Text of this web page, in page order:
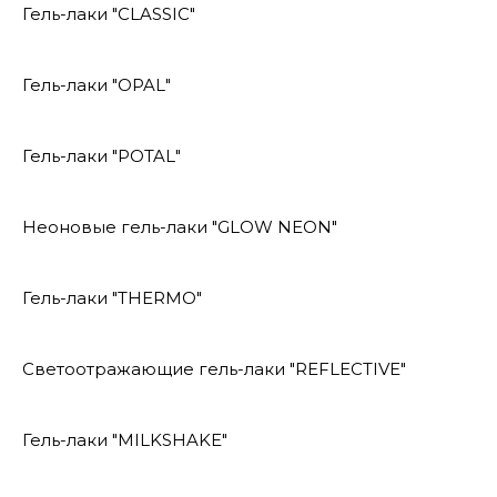
Гель-лаки "CLASSIC"
Гель-лаки "OPAL"
Гель-лаки "POTAL"
Неоновые гель-лаки "GLOW NEON"
Гель-лаки "THERMO"
Светоотражающие гель-лаки "REFLECTIVE"
Гель-лаки "MILKSHAKE"